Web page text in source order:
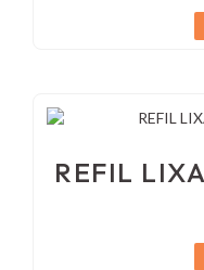
REFIL